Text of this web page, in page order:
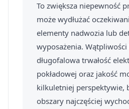
To zwiększa niepewność
może wydłużać
elementy nadwozia lub
wyposażenia.
długofalowa trwałość
pokładowej oraz jakość
kilkuletniej perspektywie,
obszary najczęściej